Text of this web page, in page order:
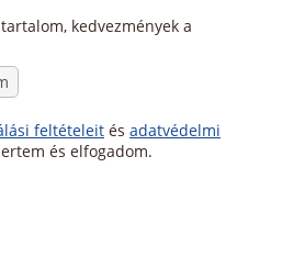
kedvezmények a
feltételeités adatvédelmi
és elfogadom.